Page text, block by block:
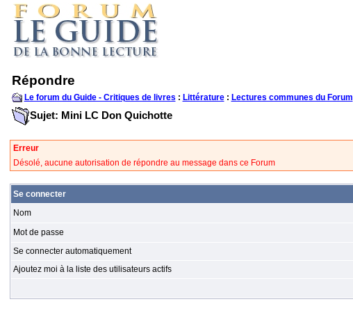
Répondre
Le forum du Guide - Critiques de livres : Littérature: Lectures communes du Forum
Sujet: Mini LC Don Quichotte
Erreur
Désolé, aucune autorisation de répondre au message dans ce Forum
Se connecter
Nom
Mot de passe
Se connecter automatiquement
Ajoutez moi à la liste des utilisateurs actifs